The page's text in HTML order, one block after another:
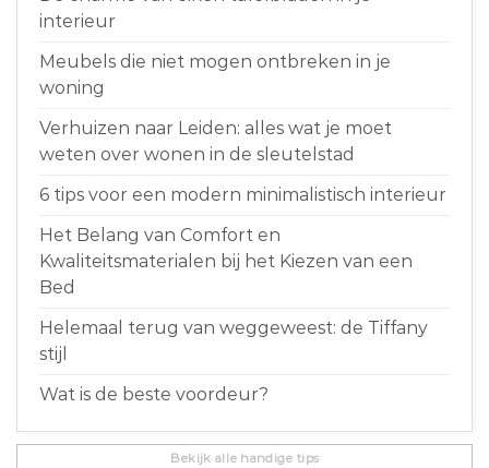
interieur
Meubels die niet mogen ontbreken in je
woning
Verhuizen naar Leiden: alles wat je moet
weten over wonen in de sleutelstad
6 tips voor een modern minimalistisch interieur
Het Belang van Comfort en
Kwaliteitsmaterialen bij het Kiezen van een
Bed
Helemaal terug van weggeweest: de Tiffany
stijl
Wat is de beste voordeur?
Bekijk alle handige tips